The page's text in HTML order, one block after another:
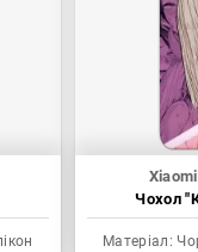
Чохол
Матеріал: